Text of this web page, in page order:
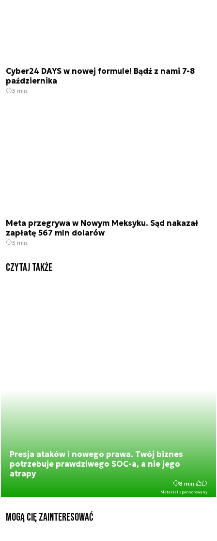
Cyber24 DAYS w nowej formule! Bądź z nami 7-8
października
3 min.
Meta przegrywa w Nowym Meksyku. Sąd nakazał
zapłatę 567 mln dolarów
3 min.
Czytaj także
Presja ataków i nowego prawa. Twój biznes
potrzebuje prawdziwego SOC-a, a nie jego
atrapy
Materiał sponsorowany
8 min.
Mogą Cię zainteresować